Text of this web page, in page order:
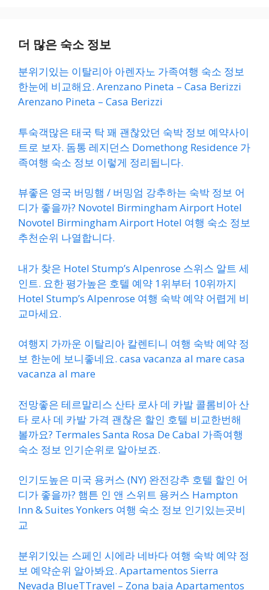
더 많은 숙소 정보
분위기있는 이탈리아 아렌자노 가족여행 숙소 정보
한눈에 비교해요. Arenzano Pineta – Casa Berizzi
Arenzano Pineta – Casa Berizzi
투숙객많은 태국 탁 꽤 괜찮았던 숙박 정보 예약사이
트로 보자. 돔통 레지던스 Domethong Residence 가
족여행 숙소 정보 이렇게 정리됩니다.
뷰좋은 영국 버밍햄 / 버밍엄 강추하는 숙박 정보 어
디가 좋을까? Novotel Birmingham Airport Hotel
Novotel Birmingham Airport Hotel 여행 숙소 정보
추천순위 나열합니다.
내가 찾은 Hotel Stump’s Alpenrose 스위스 알트 세
인트. 요한 평가높은 호텔 예약 1위부터 10위까지
Hotel Stump’s Alpenrose 여행 숙박 예약 어렵게 비
교마세요.
여행지 가까운 이탈리아 칼렌티니 여행 숙박 예약 정
보 한눈에 보니좋네요. casa vacanza al mare casa
vacanza al mare
전망좋은 테르말리스 산타 로사 데 카발 콜롬비아 산
타 로사 데 카발 가격 괜찮은 할인 호텔 비교한번해
볼까요? Termales Santa Rosa De Cabal 가족여행
숙소 정보 인기순위로 알아보죠.
인기도높은 미국 용커스 (NY) 완전강추 호텔 할인 어
디가 좋을까? 햄튼 인 앤 스위트 용커스 Hampton
Inn & Suites Yonkers 여행 숙소 정보 인기있는곳비
교
분위기있는 스페인 시에라 네바다 여행 숙박 예약 정
보 예약순위 알아봐요. Apartamentos Sierra
Nevada BlueTTravel – Zona baja Apartamentos